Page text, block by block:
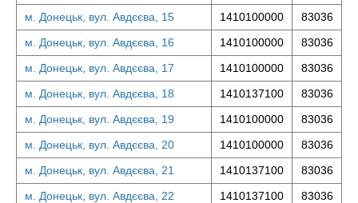
м. Донецьк, вул. Авдєєва, 15
1410100000
83036
м. Донецьк, вул. Авдєєва, 16
1410100000
83036
м. Донецьк, вул. Авдєєва, 17
1410100000
83036
м. Донецьк, вул. Авдєєва, 18
1410137100
83036
м. Донецьк, вул. Авдєєва, 19
1410100000
83036
м. Донецьк, вул. Авдєєва, 20
1410100000
83036
м. Донецьк, вул. Авдєєва, 21
1410137100
83036
м. Донецьк, вул. Авдєєва, 22
1410137100
83036